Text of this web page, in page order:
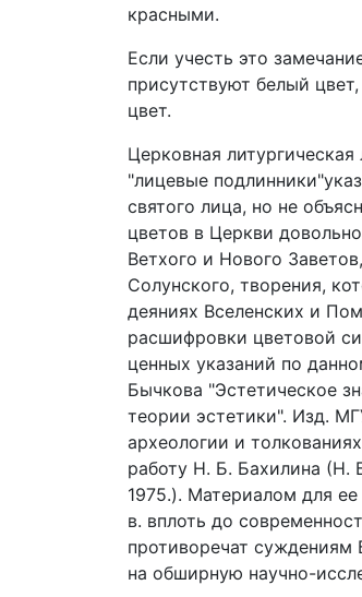
красными.
Если учесть это
присутствуют белый
цвет.
Церковная
"лицевые
святого лица, но не
цветов в Церкви
Ветхого и Нового
Солунского, творения,
деяниях Вселенских и
расшифровки цветовой
ценных указаний по
Бычкова "Эстетическое
теории эстетики". Изд.
археологии и
работу Н. Б. Бахилина (Н.
1975.). Материалом для
в. вплоть до
противоречат
на обширную научно-